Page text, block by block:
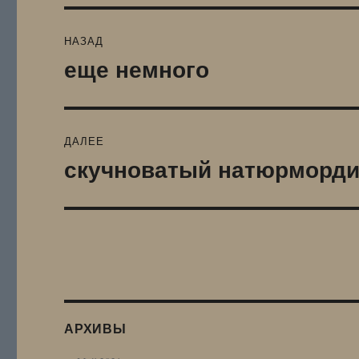
по
НАЗАД
Предыдущая
запись:
еще немного
ДАЛЕЕ
Следующая
запись:
скучноватый
АРХИВЫ